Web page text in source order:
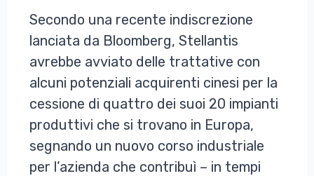
Secondo una recente indiscrezione
lanciata da Bloomberg, Stellantis
avrebbe avviato delle trattative con
alcuni potenziali acquirenti cinesi per la
cessione di quattro dei suoi 20 impianti
produttivi che si trovano in Europa,
segnando un nuovo corso industriale
per l’azienda che contribuì – in tempi